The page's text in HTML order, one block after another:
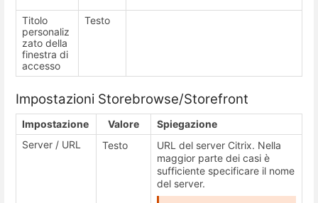
Titolo
personaliz
zato della
finestra di
accesso
Testo
Impostazioni Storebrowse/Storefront
Impostazione Valore
Spiegazione
Server / URL
Testo
URL del server Citrix. Nella
maggior parte dei casi è
sufficiente specificare il nome
del server.